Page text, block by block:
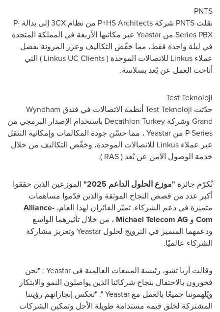
PNTS
نقلت PNTS شركة P+HS Architects من نظام 3CXإلى بدالة P-
Series PBX من Yeastar عبر مكاتبها الأربعة في المملكة المتحدة
في ليلة واحدة فقط، مما خفّض التكاليف وعزز المرونة بفضل
عملاء Linkus للاتصالات الموحدة (Linkus UC Clients ) التي
أتاحت العمل عن بُعد بسلاسة.
Test Teknoloji
حدّثت Test Teknolojiأنظمة الاتصالات في فندق Wyndham
Grand وشركة Decathlon Turkey باستخدام الإصدار البرمجي من
P-Series من Yeastar ، مما حسّن جودة المكالمات وإمكانية التنقل
عبر عملاء Linkus للاتصالات الموحدة، وخفّض التكاليف من خلال
خدمة الوصول الآمن عن بُعد (RAS
).
تُكرّم جائزة "موزع الحلول الداعم 2025"
الموزعين الذين حققوا
أكبر عدد من قصص النجاح الموثقة والذين قدّموا مساهمات
متميزة في دعم الشركاء. تميّز الفائزان لهذا العام، Alliance-
Com و Michael Telecom AG ، من خلال تأثيرهما الواسع
ودعمهما المتميز في الترويج لحلول Yeastar وتعزيز مشاركة
الشركاء عالميًا.
وقالت آريا تشو، رئيسة المبيعات العالمية في Yeastar : "نحن
فخورون بالاحتفال بنجاح شركائنا الذين يواصلون النمو والابتكار
ويُلهموننا جميعًا بالعمل مع Yeastar". "تعكس إنجازاتهم رؤيتنا
المشتركة لخلق قيمة مستدامة طويلة الأجل وتمكين الشركات